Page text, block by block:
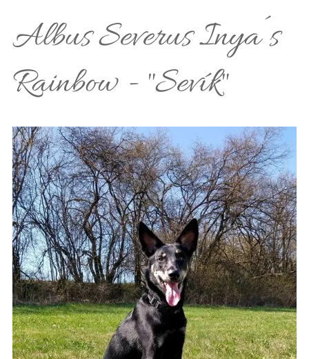
Albus Severus Inya´s
Rainbow - "Sevík"